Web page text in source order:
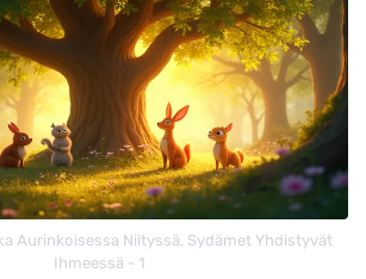
Aurinkoisessa Niityssä, Sydämet Yhdistyvät
Ihmeessä - 1